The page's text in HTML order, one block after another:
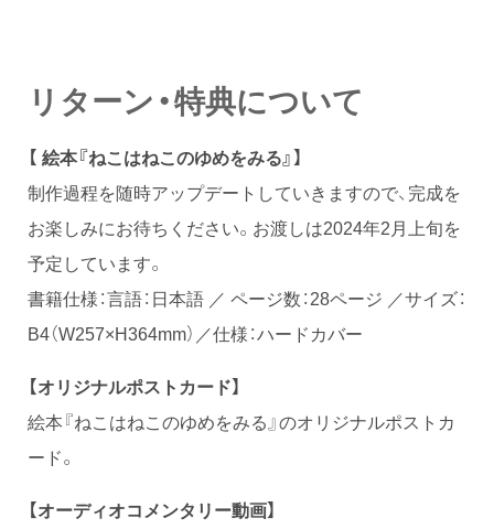
リターン・特典について
【 絵本『ねこはねこのゆめをみる』】
制作過程を随時アップデートしていきますので、完成を
お楽しみにお待ちください。お渡しは2024年2月上旬を
予定しています。
書籍仕様：言語：日本語 ／ ページ数：28ページ ／サイズ：
B4（W257×H364mm）／仕様：ハードカバー
【オリジナルポストカード】
絵本『ねこはねこのゆめをみる』のオリジナルポストカ
ード。
【オーディオコメンタリー動画】